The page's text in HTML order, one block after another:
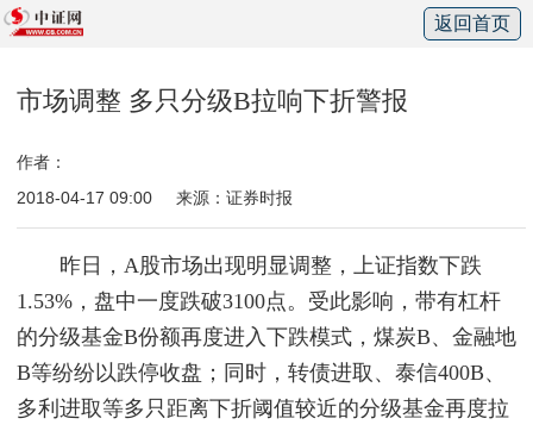
返回首页
市场调整 多只分级B拉响下折警报
作者：
2018-04-17 09:00
来源：证券时报
昨日，A股市场出现明显调整，上证指数下跌
1.53%，盘中一度跌破3100点。受此影响，带有杠杆
的分级基金B份额再度进入下跌模式，煤炭B、金融地
B等纷纷以跌停收盘；同时，转债进取、泰信400B、
多利进取等多只距离下折阈值较近的分级基金再度拉